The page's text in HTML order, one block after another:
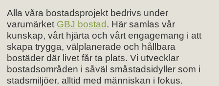
Alla våra bostadsprojekt bedrivs under
varumärket GBJ bostad. Här samlas vår
kunskap, vårt hjärta och vårt engagemang i att
skapa trygga, välplanerade och hållbara
bostäder där livet får ta plats. Vi utvecklar
bostadsområden i såväl småstadsidyller som i
stadsmiljöer, alltid med människan i fokus.